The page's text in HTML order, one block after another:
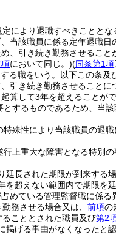
定により退職すべきことと
当該職員に係る定年退職
、引き続き勤務させること
において同じ。)(同条第1項
る職をいう。以下この条及
引き続き勤務させること
算して3年を超えることがで
するものであるため、当
殊性により当該職員の退
上重大な障害となる特別
長された期限が到来する場
超えない範囲内で期限を
めている管理監督職に係る
務させる場合又は、 前項の
こととされた職員及び第2
掲げる事由がなくなったと